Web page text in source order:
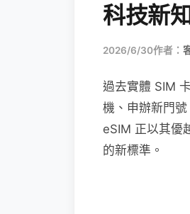
科技新
2026/6/30作者：
過去實體 SIM
機、申辦新門
eSIM 正以其優
的新標準。